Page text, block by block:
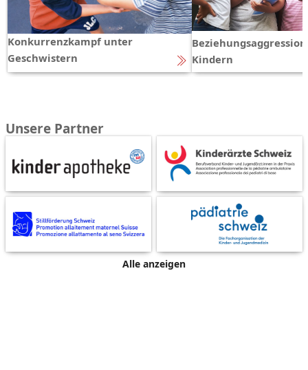
Konkurrenzkampf unter
Geschwistern
Kindern
Unsere Partner
Alle anzeigen